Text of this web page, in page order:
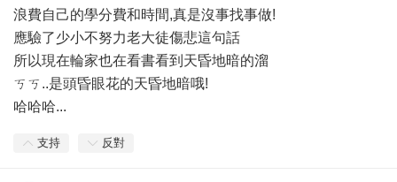
浪費自己的學分費和時間,真是沒事找事做!
應驗了少小不努力老大徒傷悲這句話
所以現在輪家也在看書看到天昏地暗的溜
ㄎㄎ..是頭昏眼花的天昏地暗哦!
哈哈哈...
支持 反對